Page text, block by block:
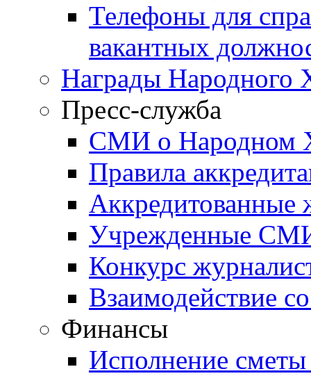
Телефоны для
вакантных
Награды Народного
Пресс-служба
СМИ о Народном
Правила
Учрежденные
Конкурс
Взаимодействие
Финансы
Исполнение сметы